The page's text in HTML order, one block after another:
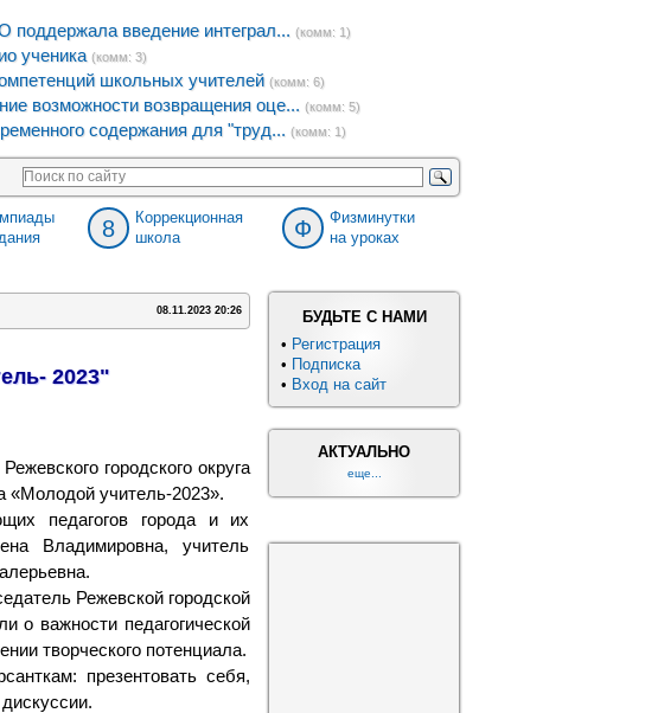
поддержала введение интеграл... (комм: 1)
ученика (комм: 3)
школьных учителей (комм: 6)
возможности возвращения оце... (комм: 5)
содержания для "труд... (комм: 1)
8
Коррекционная
школа
Ф
Физминутки
на уроках
08.11.2023 20:26
2023"
городского округа
«Молодой учитель-2023».
педагогов города и их
Владимировна, учитель
Режевской городской
о важности педагогической
творческого потенциала.
презентовать себя,
БУДЬТЕ С НАМИ
• Регистрация
• Подписка
• Вход на сайт
АКТУАЛЬНО
еще...